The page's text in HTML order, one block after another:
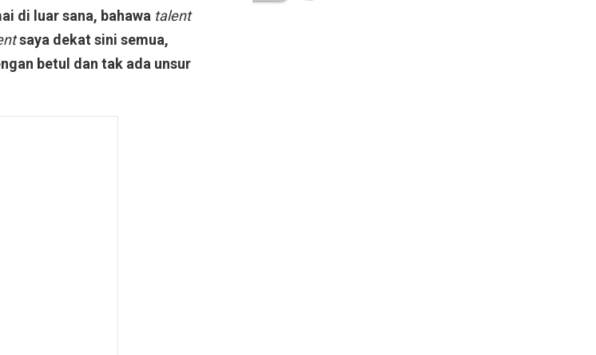
di luar sana, bahawa talent
saya dekat sini semua,
betul dan tak ada unsur